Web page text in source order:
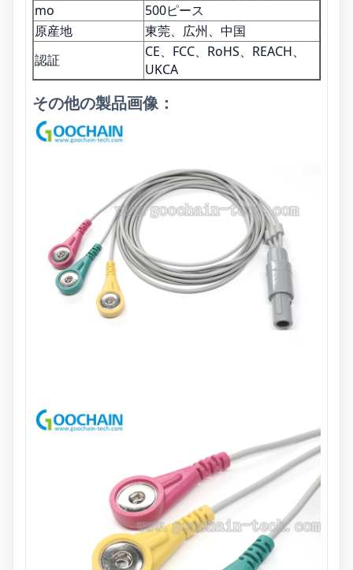
mo
500ピース
原産地
東莞、広州、中国
認証
CE、FCC、RoHS、REACH、
UKCA
その他の製品画像：